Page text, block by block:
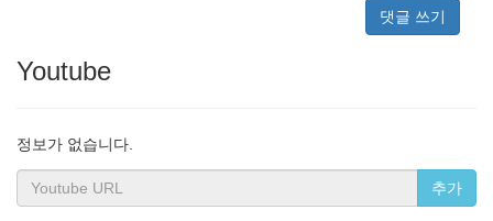
댓글 쓰기
Youtube
정보가 없습니다.
추가